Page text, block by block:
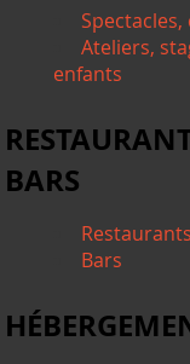
Ateliers,
enfants
BARS
Restaurants
Bars